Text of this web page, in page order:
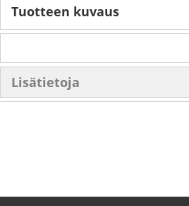
Tuotteen kuvaus
Lisätietoja